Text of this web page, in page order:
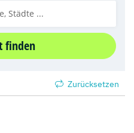
finden
Zurücksetzen